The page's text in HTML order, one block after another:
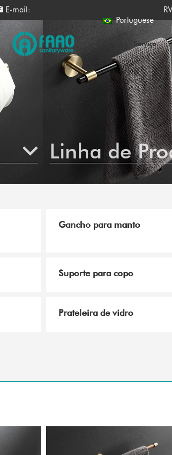
E-mail:
Portuguese
RV
Serviço
Linha de
Gancho para manto
Suporte para copo
Prateleira de vidro